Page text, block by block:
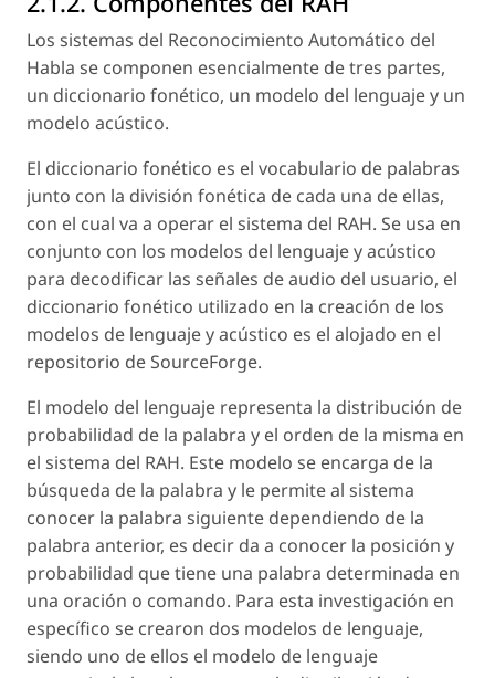
Los sistemas del Reconocimiento Automático del
Habla se componen esencialmente de tres partes,
un diccionario fonético, un modelo del lenguaje y un
modelo acústico.
El diccionario fonético es el vocabulario de palabras
junto con la división fonética de cada una de ellas,
con el cual va a operar el sistema del RAH. Se usa en
conjunto con los modelos del lenguaje y acústico
para decodificar las señales de audio del usuario, el
diccionario fonético utilizado en la creación de los
modelos de lenguaje y acústico es el alojado en el
repositorio de SourceForge.
El modelo del lenguaje representa la distribución de
probabilidad de la palabra y el orden de la misma en
el sistema del RAH. Este modelo se encarga de la
búsqueda de la palabra y le permite al sistema
conocer la palabra siguiente dependiendo de la
palabra anterior, es decir da a conocer la posición y
probabilidad que tiene una palabra determinada en
una oración o comando. Para esta investigación en
específico se crearon dos modelos de lenguaje,
siendo uno de ellos el modelo de lenguaje